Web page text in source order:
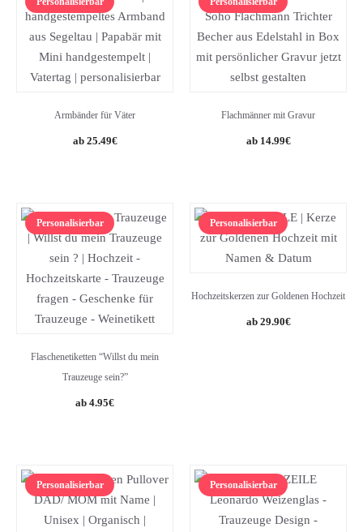
Armbänder für Väter
25.49€
Flachmänner mit Gravur
14.99€
Personalisierbar
Flaschenetiketten “Willst du mein
Trauzeuge sein?”
4.95€
Personalisierbar
Hochzeitskerzen zur Goldenen Hochzeit
29.90€
Personalisierbar Personalisierbar